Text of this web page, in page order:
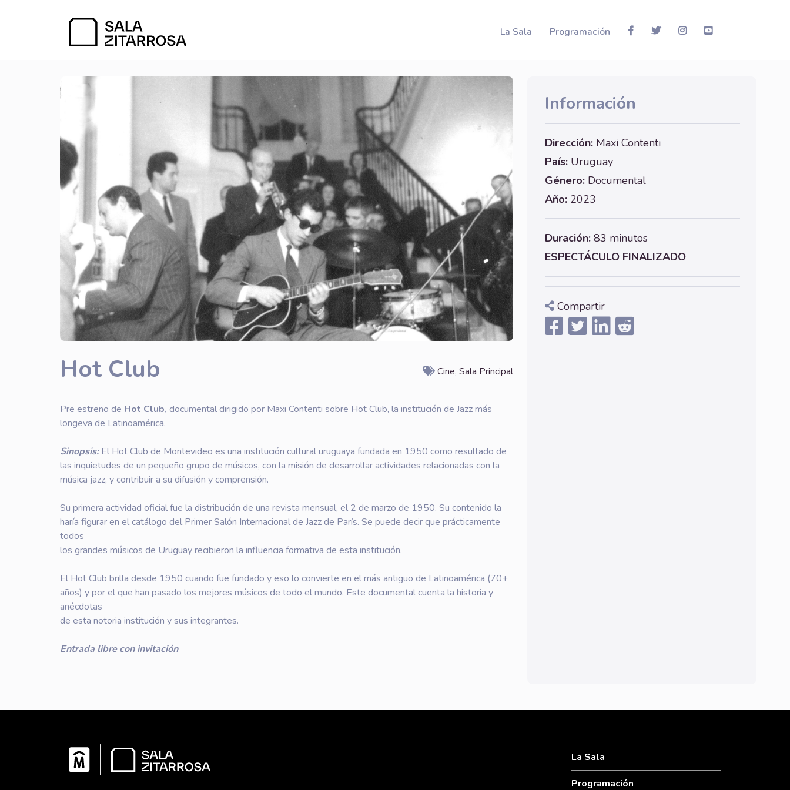
La Sala Programación
Hot Club Cine, Sala Principal
Pre estreno de Hot Club, documental dirigido por Maxi Contenti sobre Hot Club, la institución de Jazz más
longeva de Latinoamérica.
Sinopsis:El Hot Club de Montevideo es una institución cultural uruguaya fundada en 1950 como resultado de
las inquietudes de un pequeño grupo de músicos, con la misión de desarrollar actividades relacionadas con la
música jazz, y contribuir a su difusión y comprensión.
Su primera actividad oficial fue la distribución de una revista mensual, el 2 de marzo de 1950. Su contenido la
haría figurar en el catálogo del Primer Salón Internacional de Jazz de París. Se puede decir que prácticamente
todos
los grandes músicos de Uruguay recibieron la influencia formativa de esta institución.
El Hot Club brilla desde 1950 cuando fue fundado y eso lo convierte en el más antiguo de Latinoamérica (70+
años) y por el que han pasado los mejores músicos de todo el mundo. Este documental cuenta la historia y
anécdotas
de esta notoria institución y sus integrantes.
Entrada libre con invitación
Información
Dirección: Maxi Contenti
País: Uruguay
Género: Documental
Año: 2023
Duración: 83 minutos
ESPECTÁCULO FINALIZADO
Compartir
La Sala
Programación